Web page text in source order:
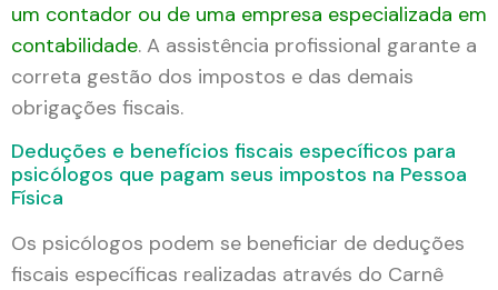
um contador ou de uma empresa especializada em
contabilidade. A assistência profissional garante a
correta gestão dos impostos e das demais
obrigações fiscais.
Deduções e benefícios fiscais específicos para
psicólogos que pagam seus impostos na Pessoa
Física
Os psicólogos podem se beneficiar de deduções
fiscais específicas realizadas através do Carnê